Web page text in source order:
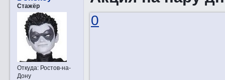
Стажёр
Откуда:Ростов-на-
Дону
0